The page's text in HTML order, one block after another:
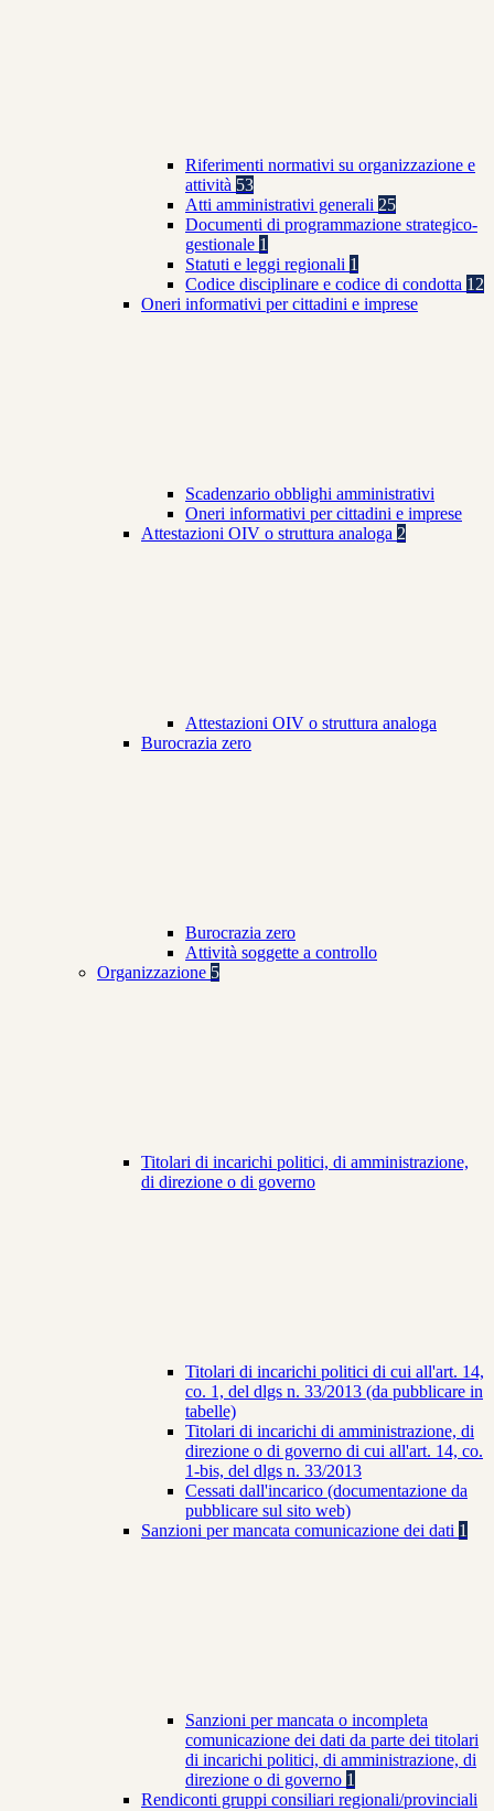
Riferimenti normativi su organizzazione e
attività 53
Atti amministrativi generali 25
Documenti di programmazione strategico-
gestionale 1
Statuti e leggi regionali 1
Codice disciplinare e codice di condotta 12
Oneri informativi per cittadini e imprese
Scadenzario obblighi amministrativi
Oneri informativi per cittadini e imprese
Attestazioni OIV o struttura analoga 2
Attestazioni OIV o struttura analoga
Burocrazia zero
Burocrazia zero
Attività soggette a controllo
Organizzazione 5
Titolari di incarichi politici, di amministrazione,
di direzione o di governo
Titolari di incarichi politici di cui all'art. 14,
co. 1, del dlgs n. 33/2013 (da pubblicare in
tabelle)
Titolari di incarichi di amministrazione, di
direzione o di governo di cui all'art. 14, co.
1-bis, del dlgs n. 33/2013
Cessati dall'incarico (documentazione da
pubblicare sul sito web)
Sanzioni per mancata comunicazione dei dati 1
Sanzioni per mancata o incompleta
comunicazione dei dati da parte dei titolari
di incarichi politici, di amministrazione, di
direzione o di governo 1
Rendiconti gruppi consiliari regionali/provinciali